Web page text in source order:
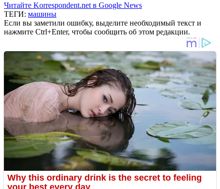
Читайте Korrespondent.net в Google News
ТЕГИ: машины
Если вы заметили ошибку, выделите необходимый текст и
нажмите Ctrl+Enter, чтобы сообщить об этом редакции.